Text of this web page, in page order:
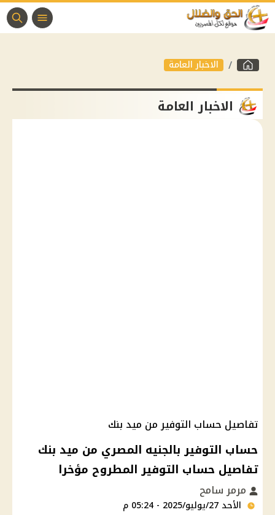
الاخبار العامة
الاخبار العامة
تفاصيل حساب التوفير من ميد بنك
حساب التوفير بالجنيه المصري من ميد بنك
تفاصيل حساب التوفير المطروح مؤخرا
مرمر سامح
الأحد 27/يوليو/2025 - 05:24 م